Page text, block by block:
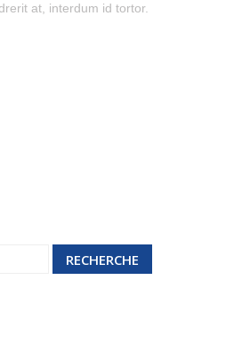
at, interdum id tortor.